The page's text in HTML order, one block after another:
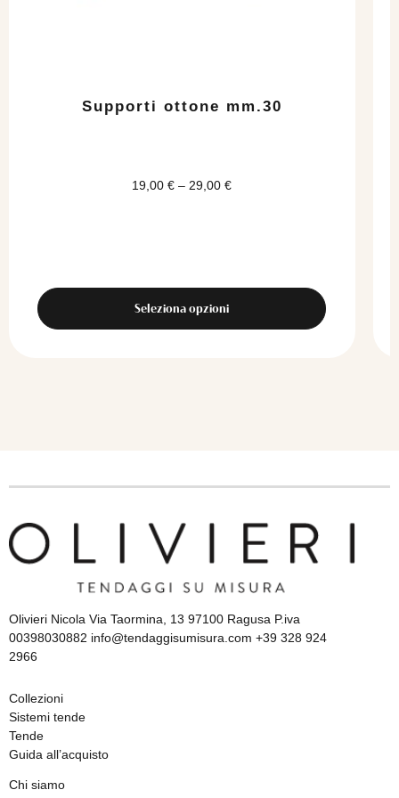
Supporti ottone mm.30
19,00€ – 29,00€
Seleziona opzioni
Olivieri Nicola Via Taormina, 13 97100 Ragusa P.iva
00398030882 info@tendaggisumisura.com +39 328 924
2966
Collezioni
Sistemi tende
Tende
Guida all’acquisto
Chi siamo